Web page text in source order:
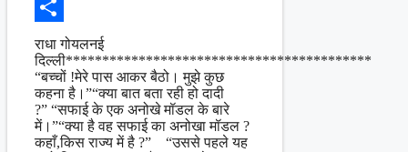
Facebook
Share
राधा गोयलनई
दिल्ली******************************************
“बच्चों !मेरे पास आकर बैठो। मुझे कुछ
कहना है।”“क्या बात बता रही हो दादी
?” “सफाई के एक अनोखे मॉडल के बारे
में।”“क्या है वह सफाई का अनोखा मॉडल ?
कहाँ,किस राज्य में है ?” “उससे पहले यह